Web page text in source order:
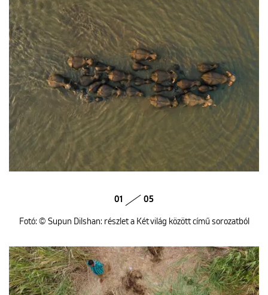
01 05
Fotó: © Supun Dilshan: részlet a Két világ között című sorozatból